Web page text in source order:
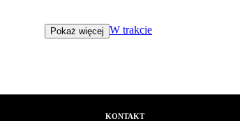
Pokaż więcej W trakcie
KONTAKT